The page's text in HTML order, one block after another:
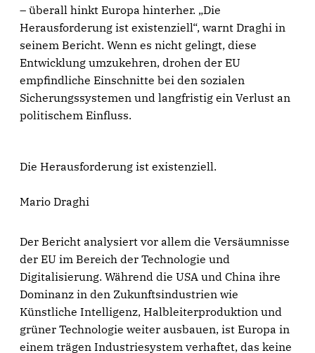
– überall hinkt Europa hinterher. „Die
Herausforderung ist existenziell“, warnt Draghi in
seinem Bericht. Wenn es nicht gelingt, diese
Entwicklung umzukehren, drohen der EU
empfindliche Einschnitte bei den sozialen
Sicherungssystemen und langfristig ein Verlust an
politischem Einfluss.
Die Herausforderung ist existenziell.
Mario Draghi
Der Bericht analysiert vor allem die Versäumnisse
der EU im Bereich der Technologie und
Digitalisierung. Während die USA und China ihre
Dominanz in den Zukunftsindustrien wie
Künstliche Intelligenz, Halbleiterproduktion und
grüner Technologie weiter ausbauen, ist Europa in
einem trägen Industriesystem verhaftet, das keine